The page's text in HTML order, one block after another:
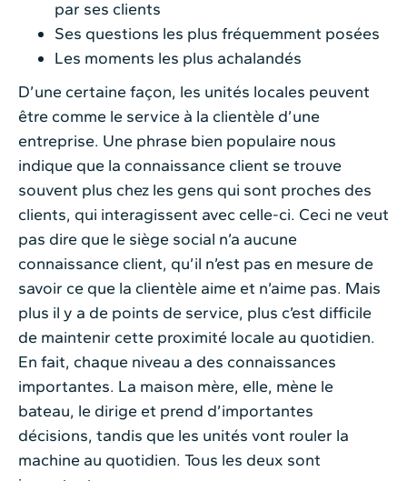
par ses clients
Ses questions les plus fréquemment posées
Les moments les plus achalandés
D’une certaine façon, les unités locales peuvent
être comme le service à la clientèle d’une
entreprise. Une phrase bien populaire nous
indique que la connaissance client se trouve
souvent plus chez les gens qui sont proches des
clients, qui interagissent avec celle-ci. Ceci ne veut
pas dire que le siège social n’a aucune
connaissance client, qu’il n’est pas en mesure de
savoir ce que la clientèle aime et n’aime pas. Mais
plus il y a de points de service, plus c’est difficile
de maintenir cette proximité locale au quotidien.
En fait, chaque niveau a des connaissances
importantes. La maison mère, elle, mène le
bateau, le dirige et prend d’importantes
décisions, tandis que les unités vont rouler la
machine au quotidien. Tous les deux sont